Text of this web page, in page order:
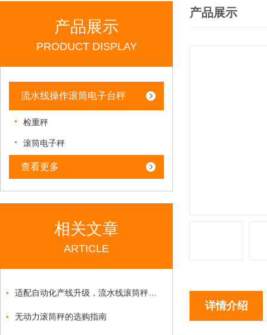
产品展示
PRODUCT DISPLAY
流水线操作滚筒电子台秤
检重秤
滚筒电子秤
查看更多
相关文章
ARTICLE
无动力滚筒秤的选购指南
产品展示
详情介绍